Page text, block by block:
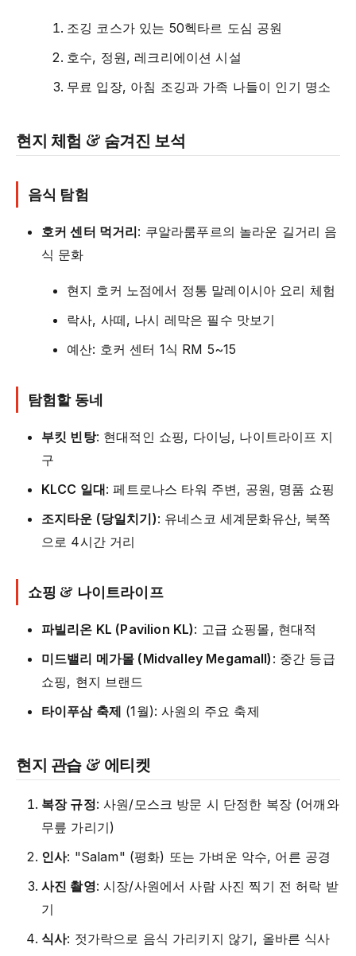
조깅 코스가 있는 50헥타르 도심 공원
호수, 정원, 레크리에이션 시설
무료 입장, 아침 조깅과 가족 나들이 인기 명소
현지 체험 & 숨겨진 보석
음식 탐험
호커 센터 먹거리: 쿠알라룸푸르의 놀라운 길거리 음
식 문화
현지 호커 노점에서 정통 말레이시아 요리 체험
락사, 사떼, 나시 레막은 필수 맛보기
예산: 호커 센터 1식 RM 5~15
탐험할 동네
부킷 빈탕: 현대적인 쇼핑, 다이닝, 나이트라이프 지
구
KLCC 일대: 페트로나스 타워 주변, 공원, 명품 쇼핑
조지타운 (당일치기): 유네스코 세계문화유산, 북쪽
으로 4시간 거리
쇼핑 & 나이트라이프
파빌리온 KL (Pavilion KL): 고급 쇼핑몰, 현대적
미드밸리 메가몰 (Midvalley Megamall) : 중간 등급
쇼핑, 현지 브랜드
타이푸삼 축제 (1월): 사원의 주요 축제
현지 관습 & 에티켓
복장 규정: 사원/모스크 방문 시 단정한 복장 (어깨와
무릎 가리기)
인사: "Salam" (평화) 또는 가벼운 악수, 어른 공경
사진 촬영: 시장/사원에서 사람 사진 찍기 전 허락 받
기
식사: 젓가락으로 음식 가리키지 않기, 올바른 식사